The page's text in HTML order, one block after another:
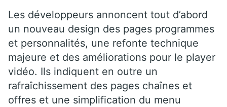
Les développeurs annoncent tout d’abord
un nouveau design des pages programmes
et personnalités, une refonte technique
majeure et des améliorations pour le player
vidéo. Ils indiquent en outre un
rafraîchissement des pages chaînes et
offres et une simplification du menu